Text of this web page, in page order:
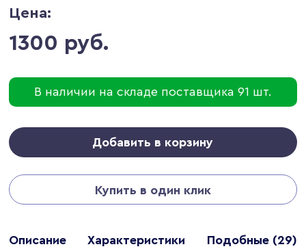
Цена:
1300 руб.
В наличии на складе поставщика 91 шт.
Добавить в корзину
Купить в один клик
Описание Характеристики Подобные (29)